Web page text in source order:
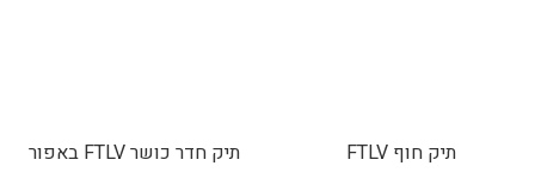
תיק חוף FTLV תיק חדר כושר FTLV באפור